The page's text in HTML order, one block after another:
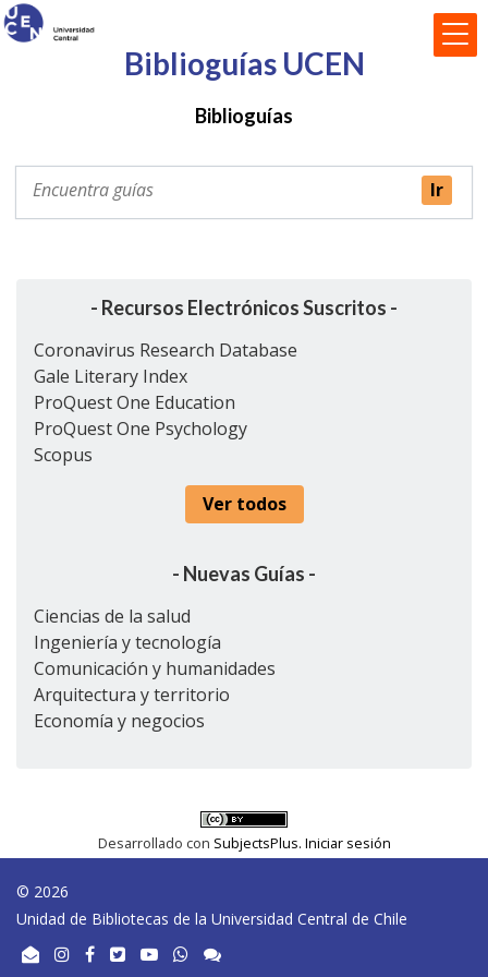
Biblioguías UCEN
Biblioguías
- Recursos Electrónicos Suscritos -
Coronavirus Research Database
Gale Literary Index
ProQuest One Education
ProQuest One Psychology
Scopus
Ver todos
- Nuevas Guías -
Ciencias de la salud
Ingeniería y tecnología
Comunicación y humanidades
Arquitectura y territorio
Economía y negocios
Desarrollado con SubjectsPlus. Iniciar sesión
© 2026
Unidad de Bibliotecas de la Universidad Central de Chile